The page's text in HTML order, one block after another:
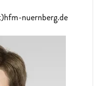
nuernberg.de